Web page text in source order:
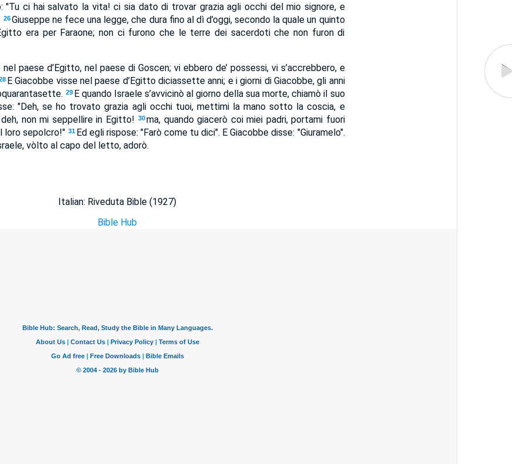
"Tu ci hai salvato la vita! ci sia dato di trovar grazia agli occhi del mio signore, e
26Giuseppe ne fece una legge, che dura fino al dì d’oggi, secondo la quale un quinto
era per Faraone; non ci furono che le terre dei sacerdoti che non furon di
paese d’Egitto, nel paese di Goscen; vi ebbero de’ possessi, vi s’accrebbero, e
E Giacobbe visse nel paese d’Egitto diciassette anni; e i giorni di Giacobbe, gli anni
29 E quando Israele s’avvicinò al giorno della sua morte, chiamò il suo
"Deh, se ho trovato grazia agli occhi tuoi, mettimi la mano sotto la coscia, e
non mi seppellire in Egitto!
30ma, quando giacerò coi miei padri, portami fuori
loro sepolcro!" 31 Ed egli rispose: "Farò come tu dici". E Giacobbe disse: "Giuramelo".
vòlto al capo del letto, adorò.
Italian: Riveduta Bible (1927)
Bible Hub